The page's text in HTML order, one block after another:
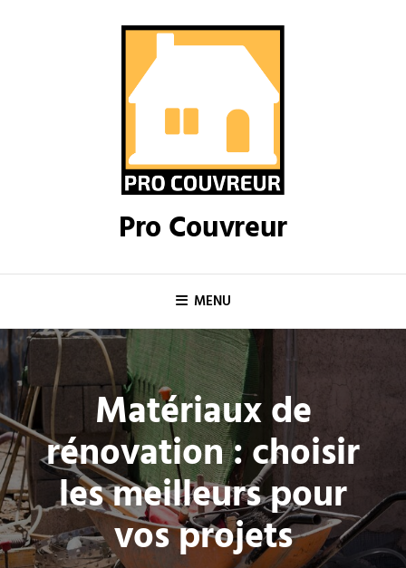
Pro Couvreur
MENU
Matériaux de
rénovation : choisir
les meilleurs pour
vos projets